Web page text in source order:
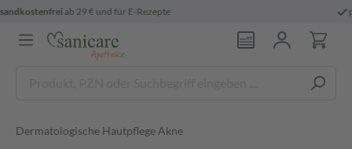
persönliche
Dermatologische Hautpflege Akne